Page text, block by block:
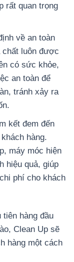
rất quan trọng
về an toàn
chất luôn được
có sức khỏe,
an toàn để
tránh xảy ra
kết đem đến
hàng.
máy móc hiện
hiệu quả, giúp
phí cho khách
hàng đầu
Clean Up sẽ
hàng một cách